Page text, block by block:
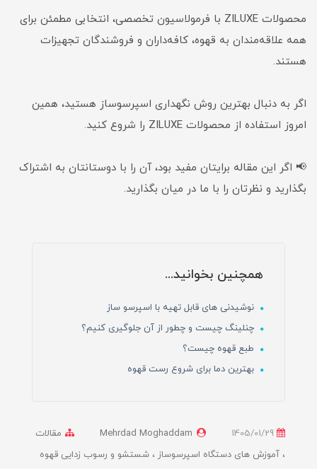
محصولات ZILUXE با فرمولاسیون تخصصی، انتخابی مطمئن برای
همه علاقه‌مندان به قهوه، کافه‌داران و فروشندگان تجهیزات
هستند.
اگر به دنبال بهترین روش نگهداری اسپرسوساز هستید، همین
امروز استفاده از محصولات ZILUXE را شروع کنید.
📢 اگر این مقاله برایتان مفید بود، آن را با دوستانتان به اشتراک
بگذارید و نظرتان را با ما در میان بگذارید.
همچنین بخوانید...
نوشیدنی های قابل تهیه با اسپرسو ساز
چنلینگ چیست و چطور از آن جلوگیری کنیم؟
طبع قهوه چیست؟
بهترین دما برای شروع رست قهوه
Mehrdad Moghaddam
مقالات
آموزش های دستگاه اسپرسوساز
شستشو و رسوب زدایی قهوه